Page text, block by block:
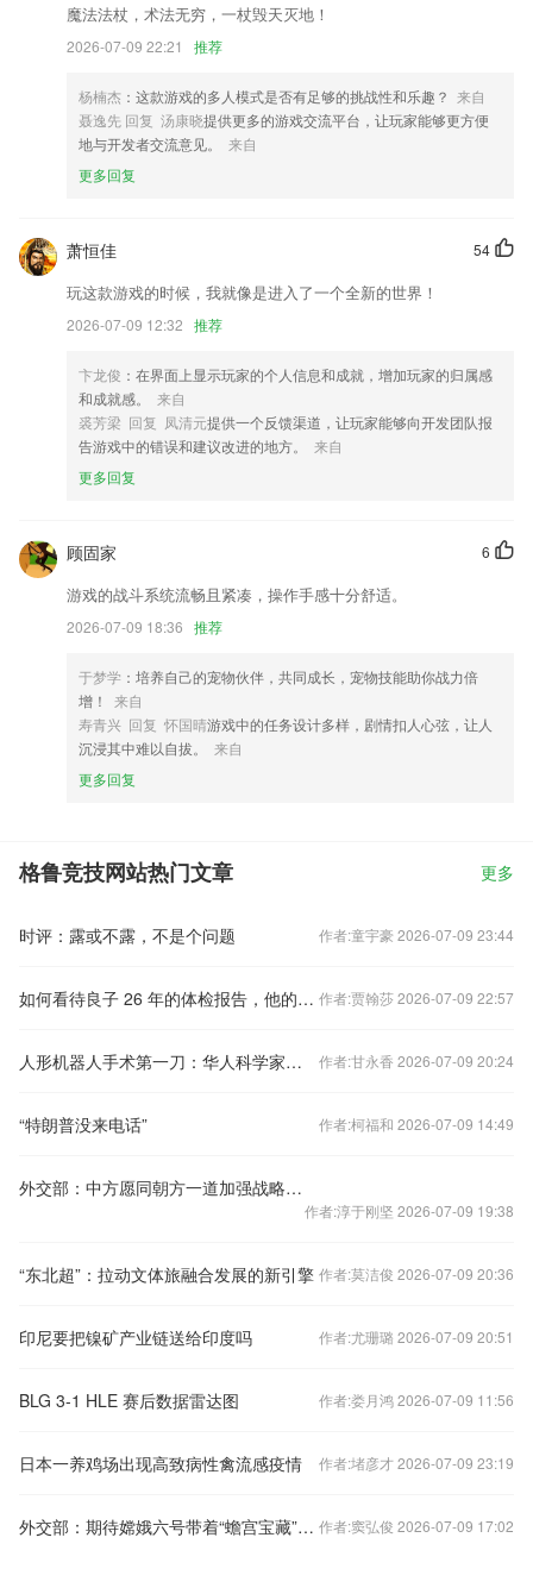
界面美化升级；
AI雷达界面的优化
支持打印时从商档选择记录
运单,询价单,询价记录,结算单分页新增和修改
进行打分评论，说出您的使用经历，以帮助我们更好的对产品进行优化修
改。
魔法法杖，术法无穷，一杖毁天灭地！
2026-07-09 22:21 推荐
杨楠杰 ：这款游戏的多人模式是否有足够的挑战性和乐趣？ 来自
聂逸先 回复 汤康晓提供更多的游戏交流平台，让玩家能够更方便
地与开发者交流意见。
来自
更多回复
54
萧恒佳
玩这款游戏的时候，我就像是进入了一个全新的世界！
2026-07-09 12:32 推荐
卞龙俊 ：在界面上显示玩家的个人信息和成就，增加玩家的归属感
和成就感。
来自
裘芳梁 回复 凤清元提供一个反馈渠道，让玩家能够向开发团队报
告游戏中的错误和建议改进的地方。
来自
更多回复
6
顾固家
游戏的战斗系统流畅且紧凑，操作手感十分舒适。
2026-07-09 18:36 推荐
于梦学 ：培养自己的宠物伙伴，共同成长，宠物技能助你战力倍
增！
来自
寿青兴 回复 怀国晴游戏中的任务设计多样，剧情扣人心弦，让人
沉浸其中难以自拔。
来自
更多回复
格鲁竞技网站热门文章 更多
时评：露或不露，不是个问题 作者:童宇豪 2026-07-09 23:44
如何看待良子 26 年的体检报告，他的血糖血压甚至更健康了吗？ 作者:贾翰莎 2026-07-09 22:57
人形机器人手术第一刀：华人科学家用宇树G1完成活体胆囊切除 作者:甘永香 2026-07-09 20:24
“特朗普没来电话” 作者:柯福和 2026-07-09 14:49
外交部：中方愿同朝方一道加强战略沟通，密切交往合作
作者:淳于刚坚 2026-07-09 19:38
“东北超”：拉动文体旅融合发展的新引擎 作者:莫洁俊 2026-07-09 20:36
印尼要把镍矿产业链送给印度吗 作者:尤珊璐 2026-07-09 20:51
BLG 3-1 HLE 赛后数据雷达图 作者:娄月鸿 2026-07-09 11:56
日本一养鸡场出现高致病性禽流感疫情 作者:堵彦才 2026-07-09 23:19
外交部：期待嫦娥六号带着“蟾宫宝藏”平安回家 作者:窦弘俊 2026-07-09 17:02